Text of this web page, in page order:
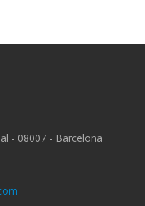
- 08007 - Barcelona